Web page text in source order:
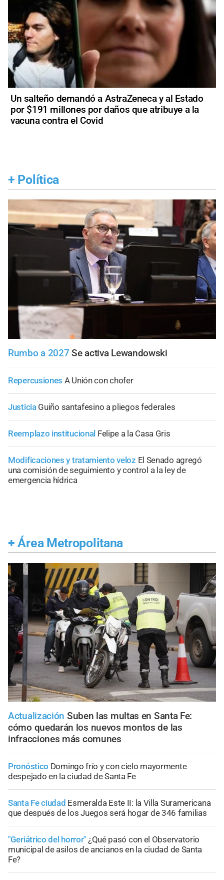
Un salteño demandó a AstraZeneca y al Estado
por $191 millones por daños que atribuye a la
vacuna contra el Covid
+ Política
Rumbo a 2027 Se activa Lewandowski
Repercusiones A Unión con chofer
Justicia Guiño santafesino a pliegos federales
Reemplazo institucional Felipe a la Casa Gris
Modificaciones y tratamiento veloz El Senado agregó
una comisión de seguimiento y control a la ley de
emergencia hídrica
+ Área Metropolitana
Actualización Suben las multas en Santa Fe:
cómo quedarán los nuevos montos de las
infracciones más comunes
Pronóstico Domingo frío y con cielo mayormente
despejado en la ciudad de Santa Fe
Santa Fe ciudad Esmeralda Este II: la Villa Suramericana
que después de los Juegos será hogar de 346 familias
"Geriátrico del horror" ¿Qué pasó con el Observatorio
municipal de asilos de ancianos en la ciudad de Santa
Fe?